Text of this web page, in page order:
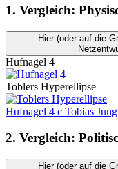
1. Vergleich:
Hier (oder auf die
Hufnagel 4
Toblers Hyperellipse
Hufnagel 4 c Tobias Jung
2. Vergleich:
Hier (oder auf die